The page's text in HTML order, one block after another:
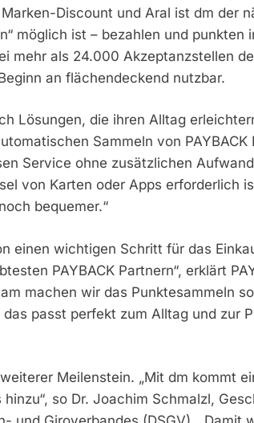
Discount und Aral ist dm der
möglich ist – bezahlen und punkten
mehr als 24.000 Akzeptanzstellen
an flächendeckend nutzbar.
Lösungen, die ihren Alltag
Sammeln von PAYBACK
Service ohne zusätzlichen
von Karten oder Apps erforderlich
bequemer.“
einen wichtigen Schritt für das
PAYBACK Partnern“, erklärt
machen wir das Punktesammeln
passt perfekt zum Alltag und zur
Meilenstein. „Mit dm kommt
so Dr. Joachim Schmalzl,